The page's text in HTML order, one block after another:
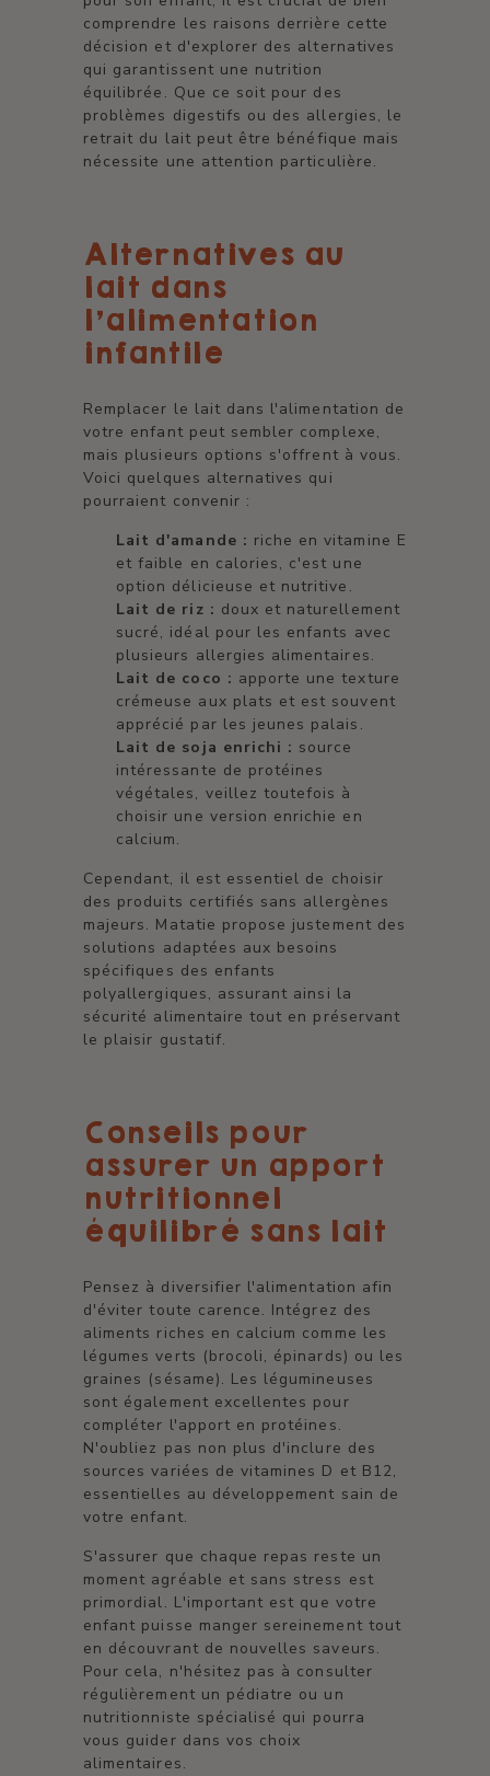
comprendre les raisons derrière cette
décision et d'explorer des alternatives
qui garantissent une nutrition
équilibrée. Que ce soit pour des
problèmes digestifs ou des allergies, le
retrait du lait peut être bénéfique mais
nécessite une attention particulière.
Alternatives au
lait dans
l'alimentation
infantile
Remplacer le lait dans l'alimentation de
votre enfant peut sembler complexe,
mais plusieurs options s'offrent à vous.
Voici quelques alternatives qui
pourraient convenir :
Lait d'amande : riche en vitamine E
et faible en calories, c'est une
option délicieuse et nutritive.
Lait de riz : doux et naturellement
sucré, idéal pour les enfants avec
plusieurs allergies alimentaires.
Lait de coco : apporte une texture
crémeuse aux plats et est souvent
apprécié par les jeunes palais.
Lait de soja enrichi : source
intéressante de protéines
végétales, veillez toutefois à
choisir une version enrichie en
calcium.
Cependant, il est essentiel de choisir
des produits certifiés sans allergènes
majeurs. Matatie propose justement des
solutions adaptées aux besoins
spécifiques des enfants
polyallergiques, assurant ainsi la
sécurité alimentaire tout en préservant
le plaisir gustatif.
Conseils pour
assurer un apport
nutritionnel
équilibré sans lait
Pensez à diversifier l'alimentation afin
d'éviter toute carence. Intégrez des
aliments riches en calcium comme les
légumes verts (brocoli, épinards) ou les
graines (sésame). Les légumineuses
sont également excellentes pour
compléter l'apport en protéines.
N'oubliez pas non plus d'inclure des
sources variées de vitamines D et B12,
essentielles au développement sain de
votre enfant.
S'assurer que chaque repas reste un
moment agréable et sans stress est
primordial. L'important est que votre
enfant puisse manger sereinement tout
en découvrant de nouvelles saveurs.
Pour cela, n'hésitez pas à consulter
régulièrement un pédiatre ou un
nutritionniste spécialisé qui pourra
vous guider dans vos choix
alimentaires.